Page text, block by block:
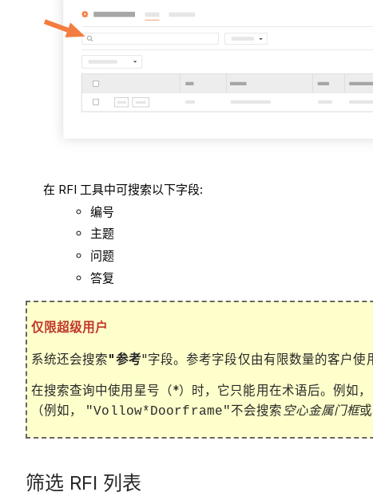
在 RFI 工具中可搜索以下字段:
编号
主题
问题
答复
仅限超级用户
系统还会搜索"参考"字段。参考字段仅由有限数量的客户使
在搜索查询中使用星号（*）时，它只能用在术语后。例如，
（例如，
"Vollow*Doorframe"不会搜索空心金属门框或
筛选 RFI 列表